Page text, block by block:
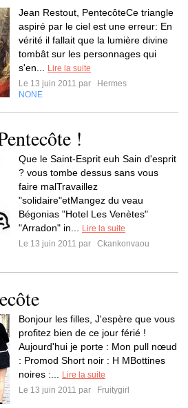
Jean Restout, PentecôteCe triangle
aspiré par le ciel est une erreur: En
vérité il fallait que la lumière divine
tombât sur les personnages qui
s'en...
Lire la suite
Le 13 juin 2011 par
Hermes
NONE
!
Que le Saint-Esprit euh Sain d'esprit
? vous tombe dessus sans vous
faire malTravaillez
"solidaire"etMangez du veau
Bégonias "Hotel Les Venètes"
"Arradon" in...
Lire la suite
Le 13 juin 2011 par
Ckankonvaou
Bonjour les filles, J'espère que vous
profitez bien de ce jour férié !
Aujourd'hui je porte : Mon pull nœud
: Promod Short noir : H MBottines
noires :...
Lire la suite
Le 13 juin 2011 par
Fruitygirl